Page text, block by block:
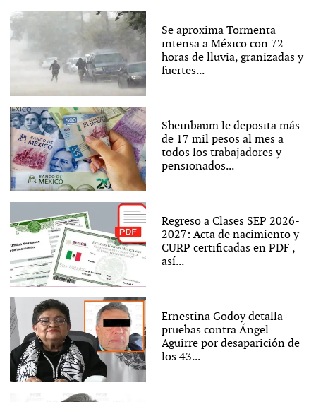
Se aproxima Tormenta
intensa a México con 72
horas de lluvia, granizadas y
fuertes...
Sheinbaum le deposita más
de 17 mil pesos al mes a
todos los trabajadores y
pensionados...
Regreso a Clases SEP 2026-
2027: Acta de nacimiento y
CURP certificadas en PDF ,
así...
Ernestina Godoy detalla
pruebas contra Ángel
Aguirre por desaparición de
los 43...